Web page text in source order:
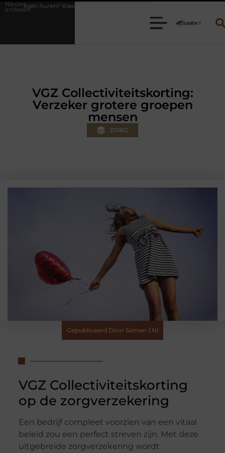
Nieuwe
artikelen
de juiste aanhanger voor jouw klus
VGZ Collectiviteitskorting:
Verzeker grotere groepen
mensen
ZORG
Gepubliceerd Door Samen 1.nl
VGZ Collectiviteitskorting
op de zorgverzekering
Een bedrijf compleet voorzien van een vitaal
beleid zou een perfect streven zijn. Met deze
uitgebreide zorgverzekering wordt